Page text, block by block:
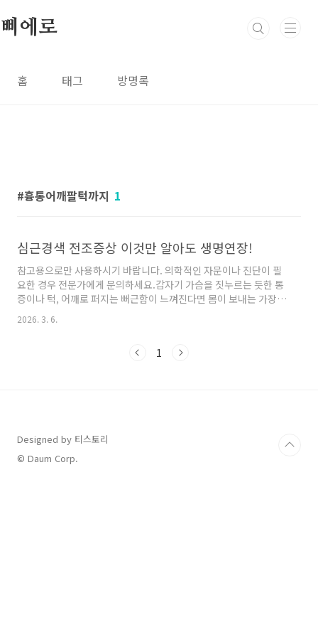
삐에로
홈 태그 방명록
흉통어깨팔턱까지 1
심근경색 전조증상 이것만 알아도 생명연장!
참고용으로만 사용하시기 바랍니다. 의학적인 자문이나 진단이 필
요한 경우 전문가에게 문의하세요.갑자기 가슴을 짓누르는 듯한 통
증이나 턱, 어깨로 퍼지는 뻐근함이 느껴진다면 몸이 보내는 가장
절박한 구조 신호일 수 있습니다. 심근경색은 심장 근육에 혈액을
공급하는 관상동맥이 갑자기 막혀 근육이 괴사하는 질환으로, 발생
거나 심각한 심부전 등 후유증을 남기게 됩니다.많은 사람이 심근경
2026. 3. 6.
1
Designed by 티스토리
© Daum Corp.